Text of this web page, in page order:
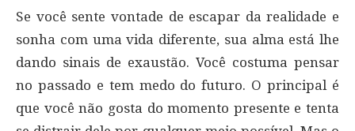
Se você sente vontade de escapar da realidade e
sonha com uma vida diferente, sua alma está lhe
dando sinais de exaustão. Você costuma pensar
no passado e tem medo do futuro. O principal é
que você não gosta do momento presente e tenta